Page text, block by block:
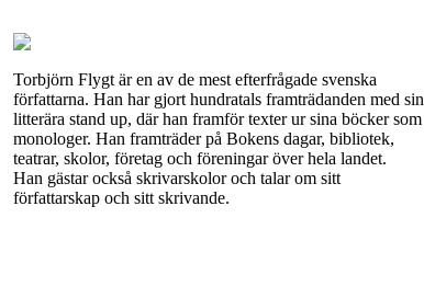
Torbjörn Flygt är en av de mest efterfrågade svenska
författarna. Han har gjort hundratals framträdanden med sin
litterära stand up, där han framför texter ur sina böcker som
monologer. Han framträder på Bokens dagar, bibliotek,
teatrar, skolor, företag och föreningar över hela landet.
Han gästar också skrivarskolor och talar om sitt
författarskap och sitt skrivande.